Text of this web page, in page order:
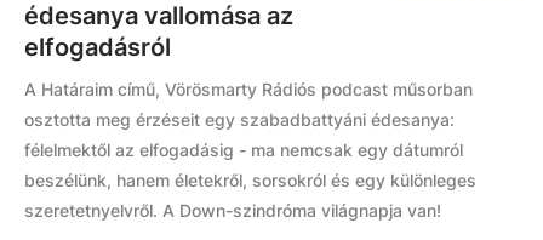
édesanya vallomása az
elfogadásról
A Határaim című, Vörösmarty Rádiós podcast műsorban
osztotta meg érzéseit egy szabadbattyáni édesanya:
félelmektől az elfogadásig - ma nemcsak egy dátumról
beszélünk, hanem életekről, sorsokról és egy különleges
szeretetnyelvről. A Down-szindróma világnapja van!